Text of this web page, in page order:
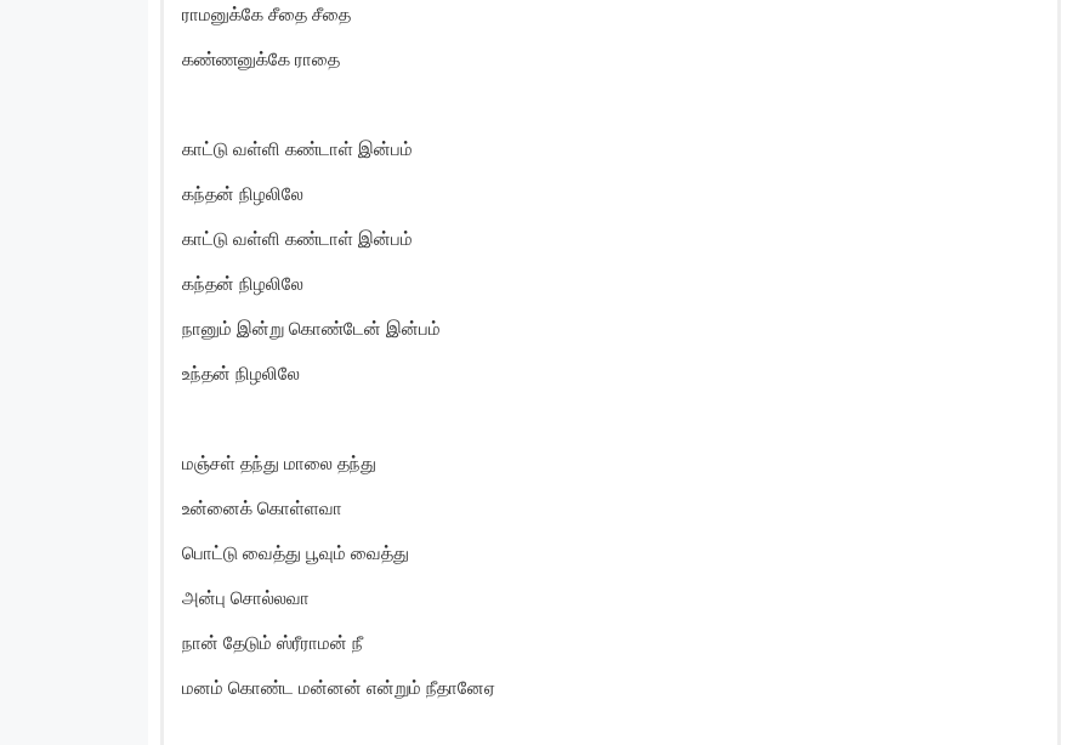
ராமனுக்கே சீதை சீதை
கண்ணனுக்கே ராதை
காட்டு வள்ளி கண்டாள் இன்பம்
கந்தன் நிழலிலே
காட்டு வள்ளி கண்டாள் இன்பம்
கந்தன் நிழலிலே
நானும் இன்று கொண்டேன் இன்பம்
உந்தன் நிழலிலே
மஞ்சள் தந்து மாலை தந்து
உன்னைக் கொள்ளவா
பொட்டு வைத்து பூவும் வைத்து
அன்பு சொல்லவா
நான் தேடும் ஸ்ரீராமன் நீ
மனம் கொண்ட மன்னன் என்றும் நீதானேஏ